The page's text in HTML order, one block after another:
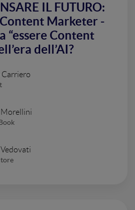
IL FUTURO:
Marketer -
“essere Content
dell’AI?